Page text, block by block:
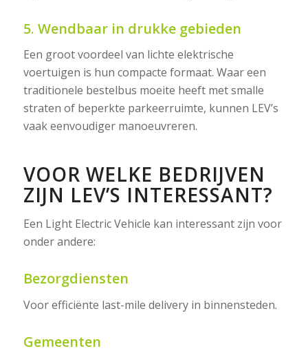
5. Wendbaar in drukke gebieden
Een groot voordeel van lichte elektrische
voertuigen is hun compacte formaat. Waar een
traditionele bestelbus moeite heeft met smalle
straten of beperkte parkeerruimte, kunnen LEV’s
vaak eenvoudiger manoeuvreren.
VOOR WELKE BEDRIJVEN
ZIJN LEV’S INTERESSANT?
Een Light Electric Vehicle kan interessant zijn voor
onder andere:
Bezorgdiensten
Voor efficiënte last-mile delivery in binnensteden.
Gemeenten